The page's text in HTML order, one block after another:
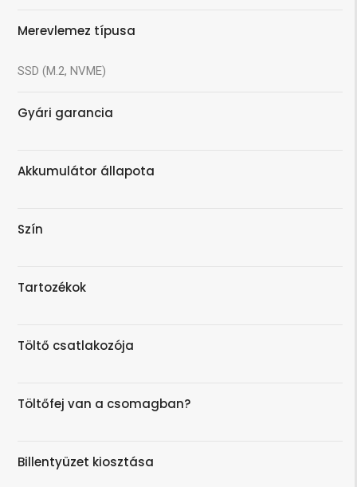
Merevlemez típusa
SSD (M.2, NVME)
Gyári garancia
Akkumulátor állapota
Szín
Tartozékok
Töltő csatlakozója
Töltőfej van a csomagban?
Billentyüzet kiosztása